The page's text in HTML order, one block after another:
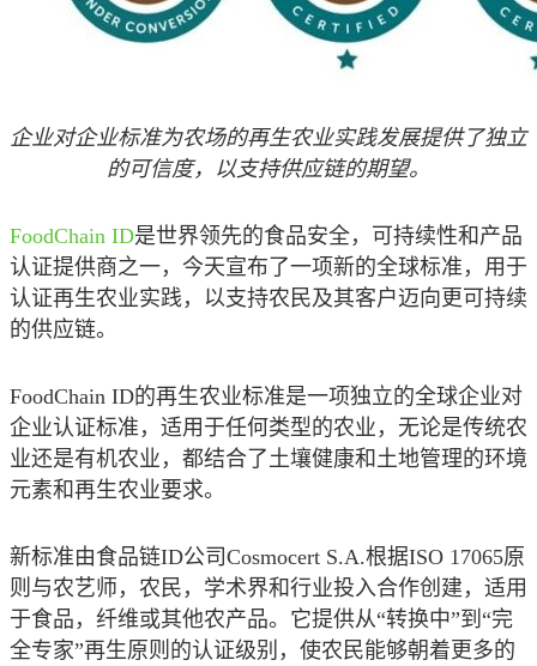
企业对企业标准为农场的再生农业实践发展提供了独立
的可信度，以支持供应链的期望。
FoodChain ID是世界领先的食品安全，可持续性和产品
认证提供商之一，今天宣布了一项新的全球标准，用于
认证再生农业实践，以支持农民及其客户迈向更可持续
的供应链。
FoodChain ID的再生农业标准是一项独立的全球企业对
企业认证标准，适用于任何类型的农业，无论是传统农
业还是有机农业，都结合了土壤健康和土地管理的环境
元素和再生农业要求。
新标准由食品链ID公司 Cosmocert S.A.根据ISO 17065原
则与农艺师，农民，学术界和行业投入合作创建，适用
于食品，纤维或其他农产品。它提供从“转换中”到 “完
全专家”再生原则的认证级别，使农民能够朝着更多的